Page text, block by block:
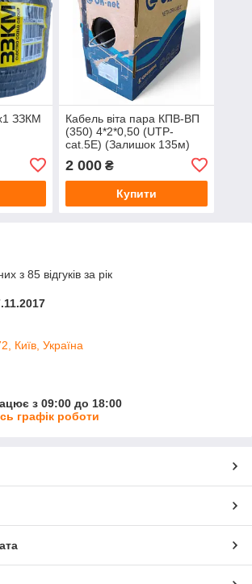
ЗЗКМ
Кабель віта пара КПВ-ВП
(350) 4*2*0,50 (UTP-
cat.5Е) (Залишок 135м)
2 000₴
Купити
з 85 відгуків за рік
Київ, Україна
з 09:00 до 18:00
графік роботи